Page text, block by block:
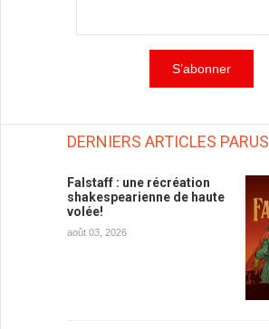
DERNIERS ARTICLES PARUS
Falstaff : une récréation
shakespearienne de haute
volée!
août 03, 2026